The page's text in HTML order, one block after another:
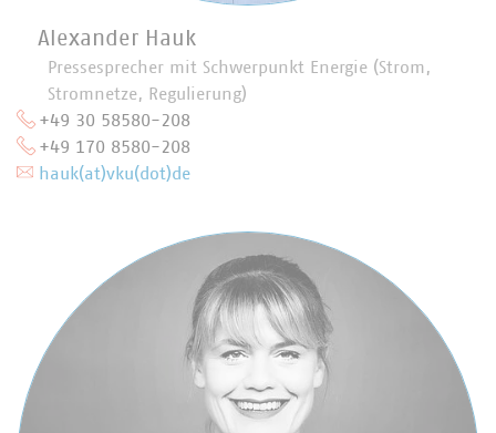
Alexander Hauk
Pressesprecher mit Schwerpunkt Energie (Strom,
Stromnetze, Regulierung)
+49 30 58580-208
+49 170 8580-208
hauk(at)vku(dot)de